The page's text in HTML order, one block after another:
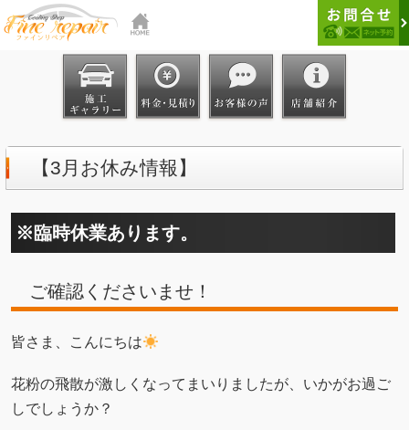
【3月お休み情報】
※臨時休業あります。
ご確認くださいませ！
皆さま、こんにちは
花粉の飛散が激しくなってまいりましたが、いかがお過ご
しでしょうか？